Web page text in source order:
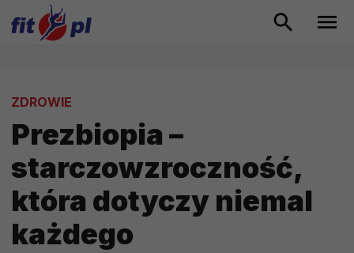
ZDROWIE
Prezbiopia –
starczowzroczność,
która dotyczy niemal
każdego